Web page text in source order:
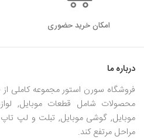
امکان خرید حضوری
درباره ما
فروشگاه سورن استور مجموعه کاملی
محصولات شامل قطعات موبایل,
موبایل, گوشی موبایل, تبلت و لپ تاپ
مراحل مرتفع کند.